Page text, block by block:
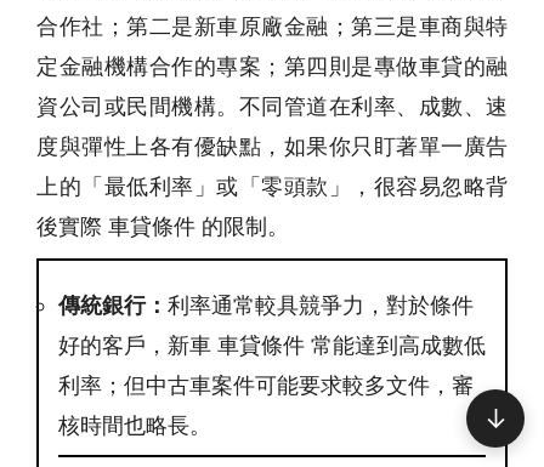
合作社；第二是新車原廠金融；第三是車商與特
定金融機構合作的專案；第四則是專做車貸的融
資公司或民間機構。不同管道在利率、成數、速
度與彈性上各有優缺點，如果你只盯著單一廣告
上的「最低利率」或「零頭款」，很容易忽略背
後實際 車貸條件 的限制。
傳統銀行： 利率通常較具競爭力，對於條件
好的客戶，新車 車貸條件 常能達到高成數低
利率；但中古車案件可能要求較多文件，審
核時間也略長。
↓